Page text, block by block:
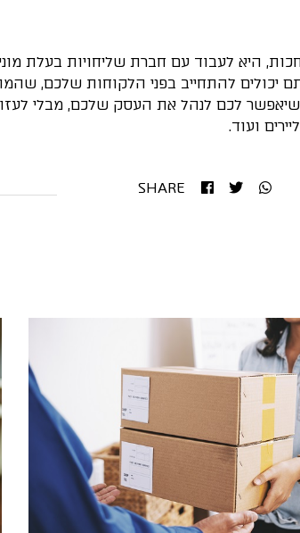
יכולים להתחייב בפני הלקוחות שלכם,
יום סבב שליחויות שיאפשר לכם לנהל את העסק
ועוד.
SHARE